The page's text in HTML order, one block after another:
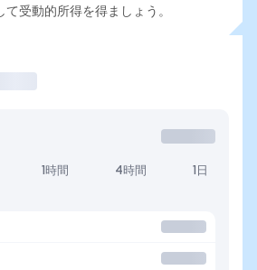
て受動的所得を得ましょう。
1時間 4時間 1日